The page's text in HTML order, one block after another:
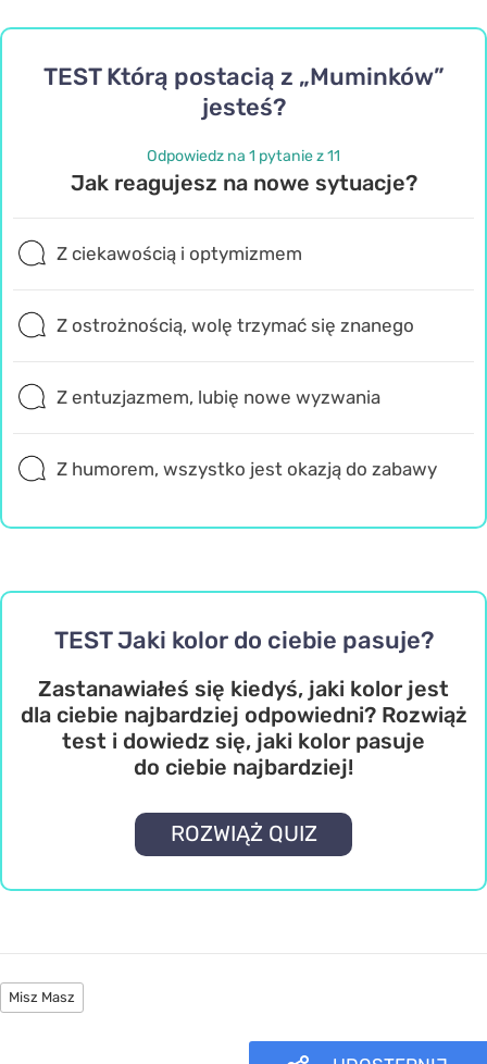
TEST Którą postacią z „Muminków”
jesteś?
Odpowiedz na 1 pytanie z 11
Jak reagujesz na nowe sytuacje?
Z ciekawością i optymizmem
Z ostrożnością, wolę trzymać się znanego
Z entuzjazmem, lubię nowe wyzwania
Z humorem, wszystko jest okazją do zabawy
TEST Jaki kolor do ciebie pasuje?
Zastanawiałeś się kiedyś, jaki kolor jest
dla ciebie najbardziej odpowiedni? Rozwiąż
test i dowiedz się, jaki kolor pasuje
do ciebie najbardziej!
ROZWIĄŻ QUIZ
Misz Masz